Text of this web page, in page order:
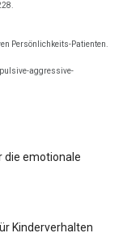
Persönlichkeits-Patienten.
aggressive-
die emotionale
Kinderverhalten